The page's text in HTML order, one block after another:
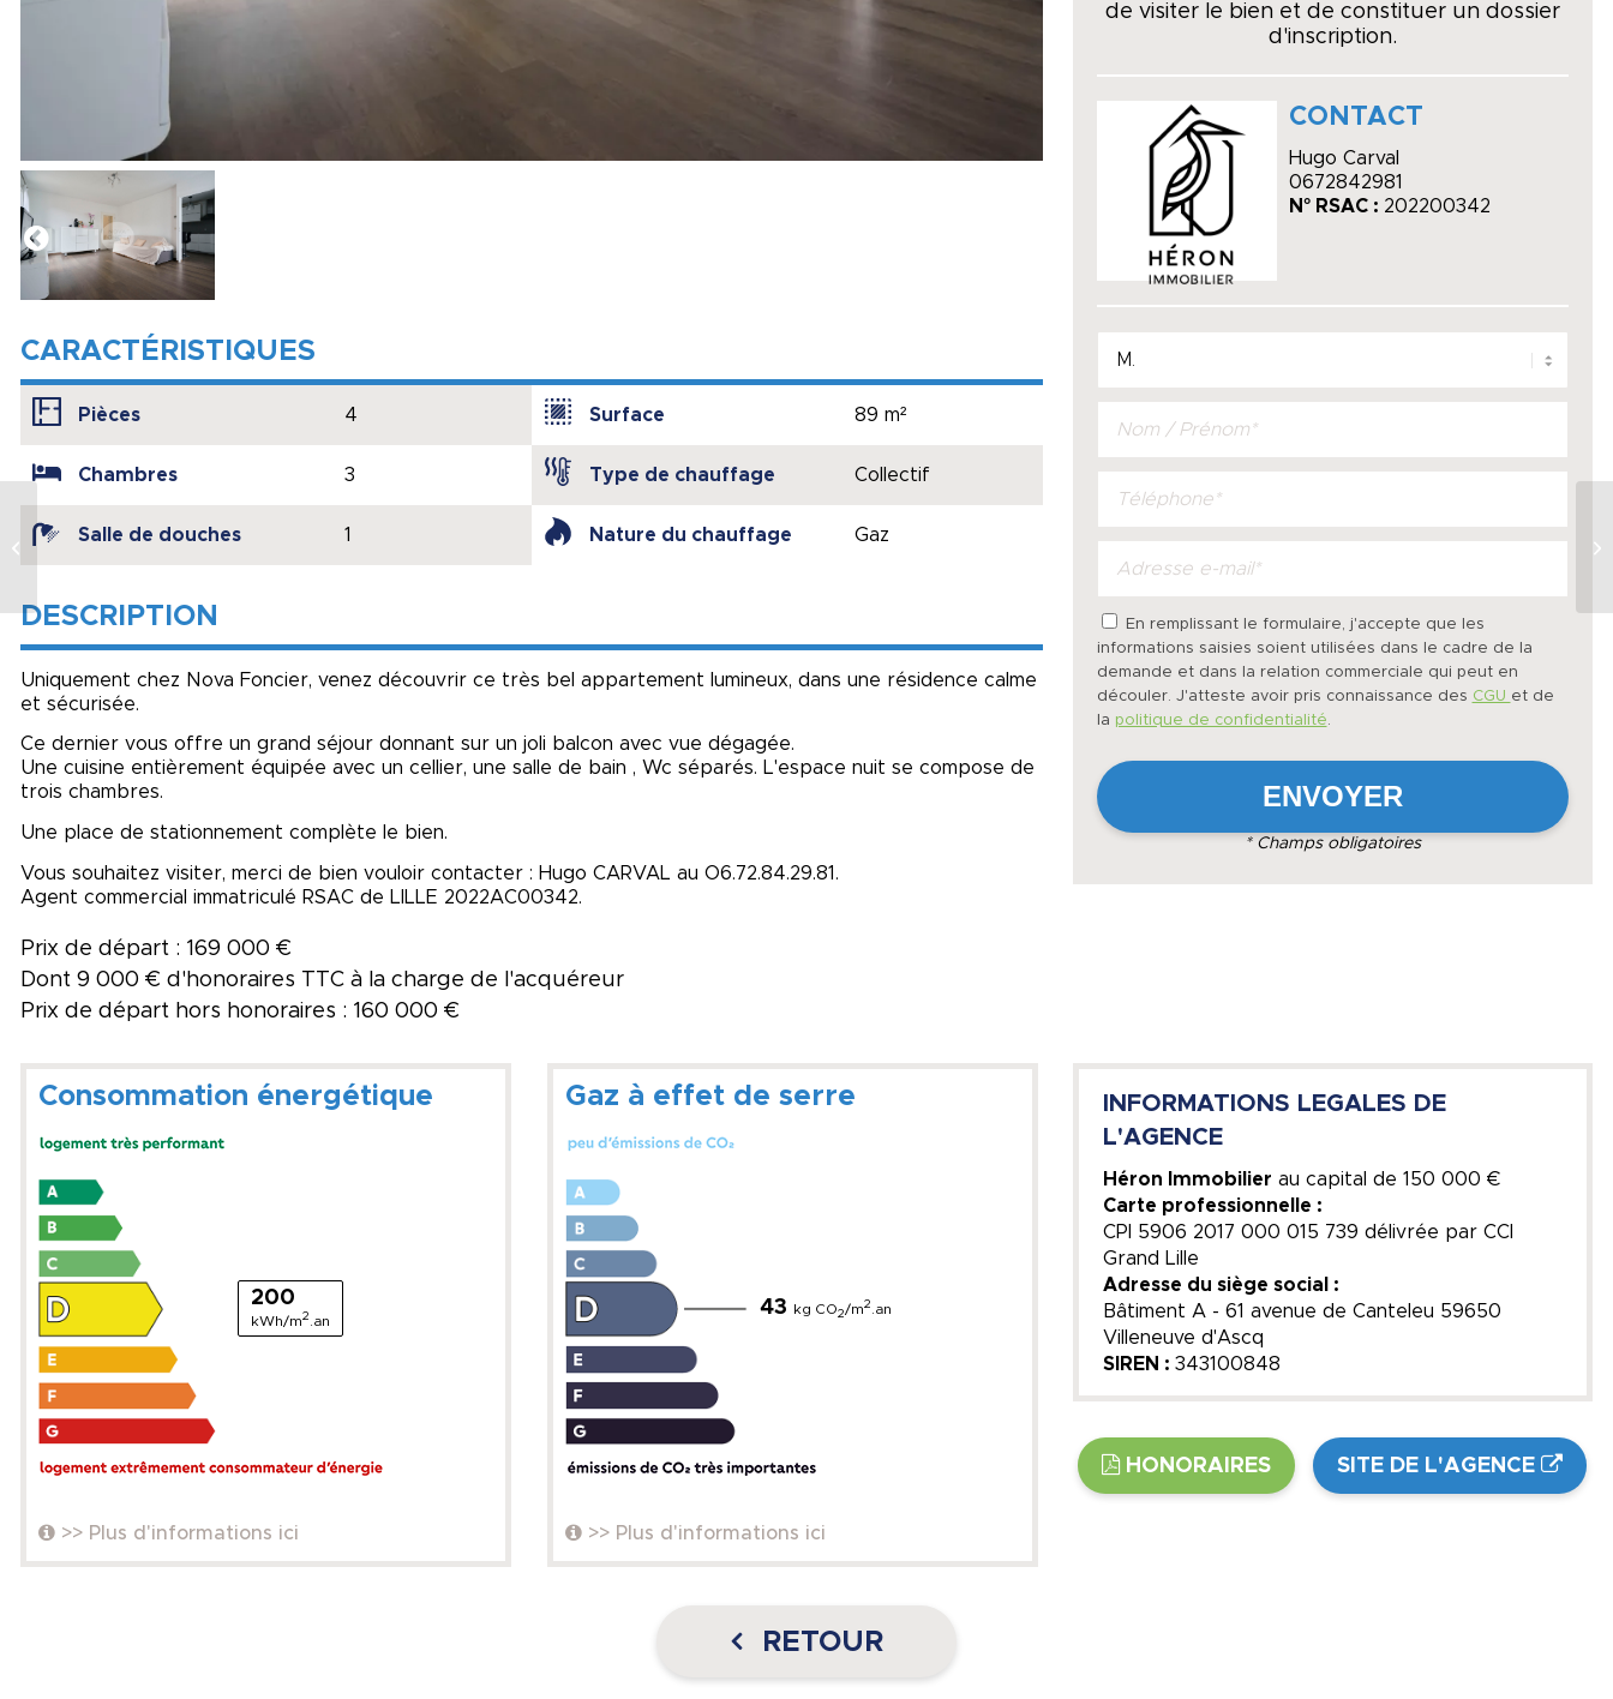
CARACTÉRISTIQUES
Pièces 4
Chambres 3
Salle de douches 1
Surface 89 m²
Type de chauffage Collectif
Nature du chauffage Gaz
DESCRIPTION
Uniquement chez Nova Foncier, venez découvrir ce très bel appartement lumineux, dans une résidence calme
et sécurisée.
Ce dernier vous offre un grand séjour donnant sur un joli balcon avec vue dégagée.
Une cuisine entièrement équipée avec un cellier, une salle de bain , Wc séparés. L'espace nuit se compose de
trois chambres.
Une place de stationnement complète le bien.
Vous souhaitez visiter, merci de bien vouloir contacter : Hugo CARVAL au O6.72.84.29.81.
Agent commercial immatriculé RSAC de LILLE 2022AC00342.
Prix de départ : 169 000 €
Dont 9 000 € d'honoraires TTC à la charge de l'acquéreur
Prix de départ hors honoraires : 160 000 €
de visiter le bien et de constituer un dossier
d'inscription.
CONTACT
Hugo Carval
0672842981
N° RSAC : 202200342
En remplissant le formulaire, j'accepte que les
informations saisies soient utilisées dans le cadre de la
demande et dans la relation commerciale qui peut en
découler. J'atteste avoir pris connaissance des CGU et de
la politique de confidentialité.
* Champs obligatoires
Consommation énergétique
200
kWh/m2 .an
>> Plus d'informations ici
Gaz à effet de serre
43 kg CO2/m2 .an
>> Plus d'informations ici
INFORMATIONS LEGALES DE
L'AGENCE
Héron Immobilier au capital de 150 000 €
Carte professionnelle :
CPI 5906 2017 000 015 739 délivrée par CCI
Grand Lille
Adresse du siège social :
Bâtiment A - 61 avenue de Canteleu 59650
Villeneuve d'Ascq
SIREN : 343100848
HONORAIRES SITE DE L'AGENCE
RETOUR
CARACTÈRE A 5